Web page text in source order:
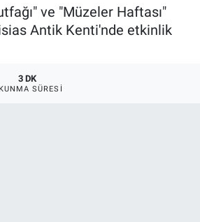
ve "Müzeler Haftası"
Antik Kenti'nde etkinlik
3 DK
SÜRESI